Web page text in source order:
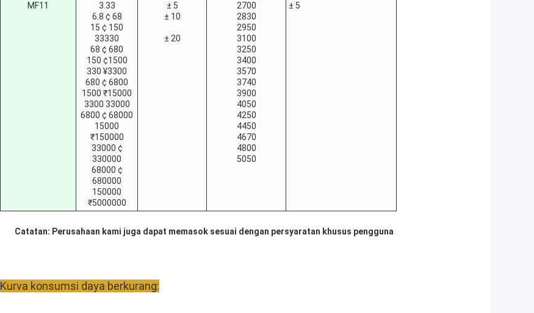
MF11
3.33
6.8 ¢ 68
15 ¢ 150
33330
68 ¢ 680
150 ¢1500
330 ¥3300
680 ¢ 6800
1500 ₹15000
3300 33000
6800 ¢ 68000
15000
₹150000
33000 ¢
330000
68000 ¢
680000
150000
₹5000000
± 5
± 10
± 20
2700
2830
2950
3100
3250
3400
3570
3740
3900
4050
4250
4450
4670
4800
5050
± 5
Catatan: Perusahaan kami juga dapat memasok sesuai dengan persyaratan khusus pengguna
Kurva konsumsi daya berkurang: